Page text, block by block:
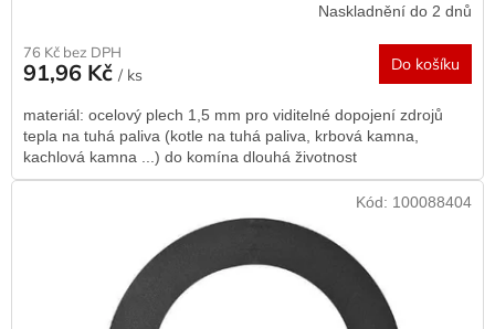
Naskladnění do 2 dnů
76 Kč bez DPH
91,96 Kč / ks
Do košíku
materiál: ocelový plech 1,5 mm pro viditelné dopojení zdrojů
tepla na tuhá paliva (kotle na tuhá paliva, krbová kamna,
kachlová kamna ...) do komína dlouhá životnost
Kód: 100088404